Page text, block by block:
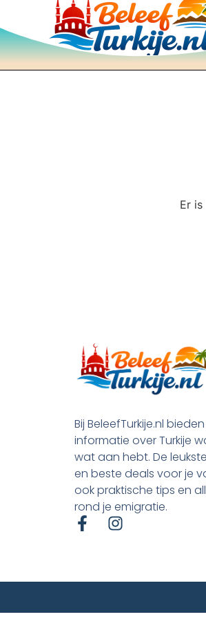
Er
Bij BeleefTurkije.nl
informatie over Turkije
wat aan hebt. De
en beste deals voor je
ook praktische tips en
rond je emigratie.